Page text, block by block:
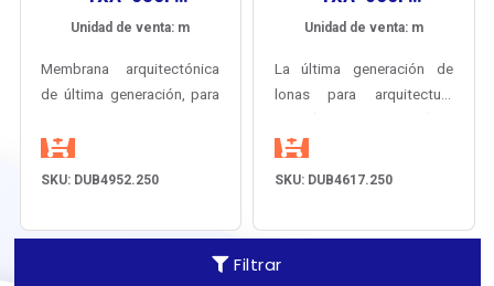
Filtrar
Arquitectura Tipo 0
PVDF
Unidad de venta: m
Membrana arquitectónica
de última generación, para
permanentes, resistente a
SKU: DUB4952.250
Arquitectura Tipo II
PVDF
Unidad de venta: m
La última generación de
lonas para arquitectura
instalación permanente.
caras. Garantía 15 años,
SKU: DUB4617.250